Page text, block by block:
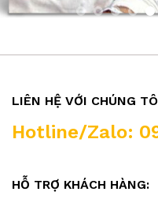
LIÊN HỆ VỚI CHÚNG
Hotline/Zalo:
HỖ TRỢ KHÁCH HÀNG: